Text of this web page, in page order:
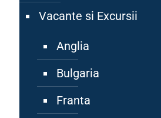
Vacante si Excursii
Anglia
Bulgaria
Franta